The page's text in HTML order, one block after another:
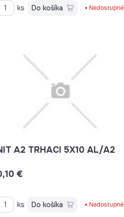
ks Do košíka Nedostupné
A2 TRHACI 5X10 AL/A2
€
ks Do košíka Nedostupné